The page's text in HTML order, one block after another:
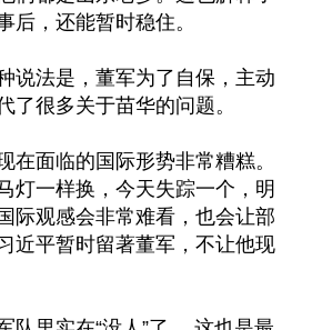
后，还能暂时稳住。
说法是，董军为了自保，主动
了很多关于苗华的问题。
在面临的国际形势非常糟糕。
灯一样换，今天失踪一个，明
际观感会非常难看，也会让部
近平暂时留著董军，不让他现